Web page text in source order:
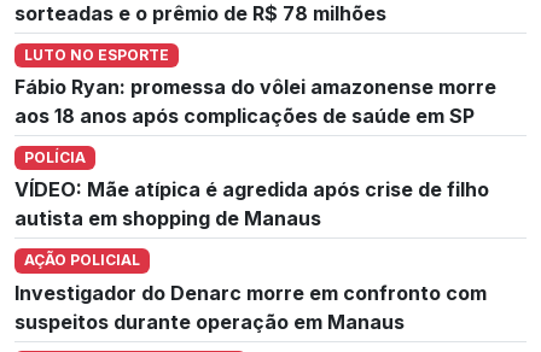
sorteadas e o prêmio de R$ 78 milhões
LUTO NO ESPORTE
Fábio Ryan: promessa do vôlei amazonense morre
aos 18 anos após complicações de saúde em SP
POLÍCIA
VÍDEO: Mãe atípica é agredida após crise de filho
autista em shopping de Manaus
AÇÃO POLICIAL
Investigador do Denarc morre em confronto com
suspeitos durante operação em Manaus